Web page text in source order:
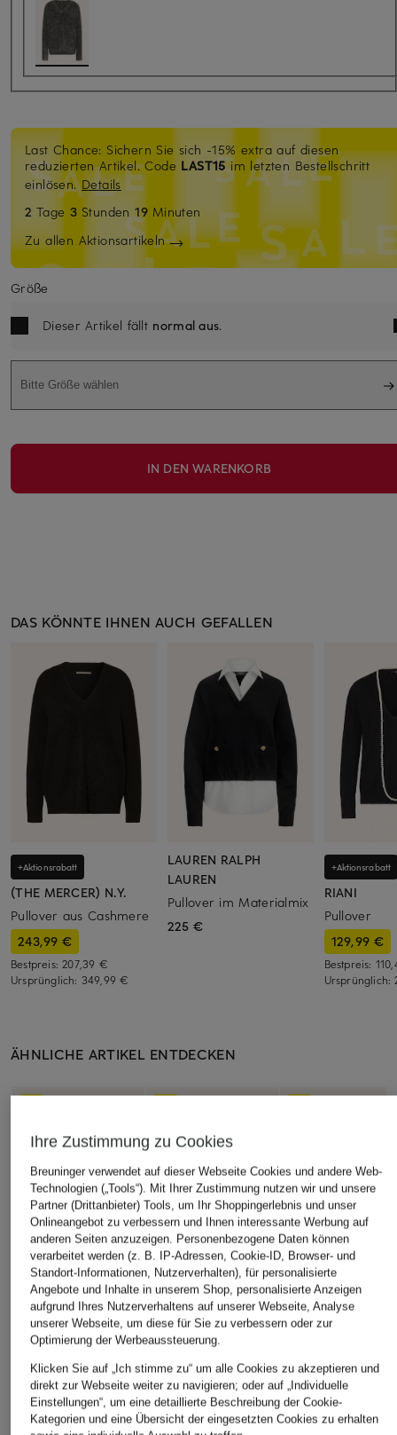
Last Chance: Sichern Sie sich -15% extra auf diesen
reduzierten Artikel. Code LAST15im letzten Bestellschritt
einlösen.Details
2 Tage3 Stunden19 Minuten
Zu allen Aktionsartikeln
Größe
Dieser Artikel fällt normal aus.
Bitte Größe wählen
IN DEN WARENKORB
DAS KÖNNTE IHNEN AUCH GEFALLEN
+Aktionsrabatt
(THE MERCER) N.Y.
Pullover aus Cashmere
243,99 €
Bestpreis:207,39 €
Ursprünglich: 349,99 €
LAUREN RALPH
LAUREN
Pullover im Materialmix
225 €
+Aktionsrabatt
RIANI
Pullover
129,99 €
Bestpreis:
Ursprünglich:
ÄHNLICHE ARTIKEL ENTDECKEN
Ihre Zustimmung zu Cookies
Breuninger verwendet auf dieser Webseite Cookies und andere Web-
Technologien („Tools“). Mit Ihrer Zustimmung nutzen wir und unsere
Partner (Drittanbieter) Tools, um Ihr Shoppingerlebnis und unser
Onlineangebot zu verbessern und Ihnen interessante Werbung auf
anderen Seiten anzuzeigen. Personenbezogene Daten können
verarbeitet werden (z. B. IP-Adressen, Cookie-ID, Browser- und
Standort-Informationen, Nutzerverhalten), für personalisierte
Angebote und Inhalte in unserem Shop, personalisierte Anzeigen
aufgrund Ihres Nutzerverhaltens auf unserer Webseite, Analyse
unserer Webseite, um diese für Sie zu verbessern oder zur
Optimierung der Werbeaussteuerung.
Klicken Sie auf „Ich stimme zu“ um alle Cookies zu akzeptieren und
direkt zur Webseite weiter zu navigieren; oder auf „Individuelle
Einstellungen“, um eine detaillierte Beschreibung der Cookie-
Kategorien und eine Übersicht der eingesetzten Cookies zu erhalten